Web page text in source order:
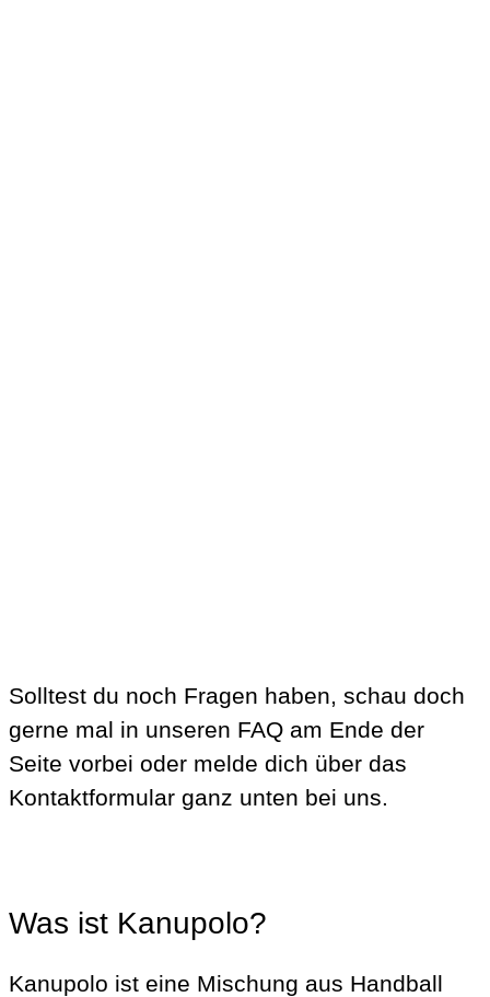
Solltest du noch Fragen haben, schau doch
gerne mal in unseren FAQ am Ende der
Seite vorbei oder melde dich über das
Kontaktformular ganz unten bei uns.
Was ist Kanupolo?
Kanupolo ist eine Mischung aus Handball